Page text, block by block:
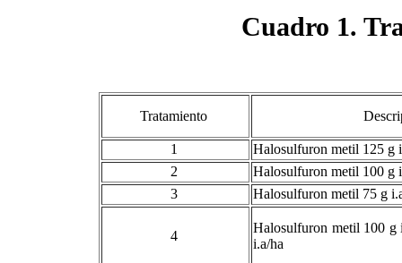
Cuadro 1.
Tratamiento
1
Halosulfuron metil 125 g
2
Halosulfuron metil 100 g
3
Halosulfuron metil 75 g
4
Halosulfuron metil 100 g
i.a/ha